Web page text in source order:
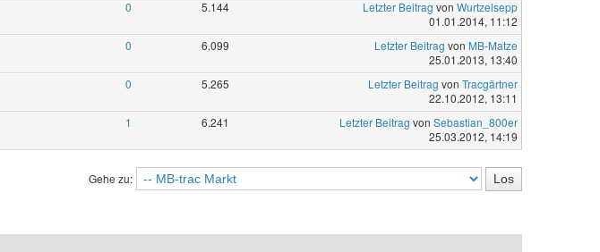
0 5.144 Letzter Beitrag von Wurtzelsepp
01.01.2014, 11:12
0 6.099 Letzter Beitrag von MB-Matze
25.01.2013, 13:40
0 5.265 Letzter Beitrag von Tracgärtner
22.10.2012, 13:11
1 6.241 Letzter Beitrag von Sebastian_800er
25.03.2012, 14:19
Gehe zu: